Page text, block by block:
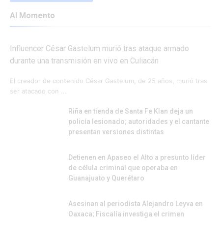
Al Momento
Influencer César Gastelum murió tras ataque armado
durante una transmisión en vivo en Culiacán
El creador de contenido César Gastelum, de 25 años, murió tras
ser atacado con …
Riña en tienda de Santa Fe Klan deja un
policía lesionado; autoridades y el cantante
presentan versiones distintas
Detienen en Apaseo el Alto a presunto líder
de célula criminal que operaba en
Guanajuato y Querétaro
Asesinan al periodista Alejandro Leyva en
Oaxaca; Fiscalía investiga el crimen